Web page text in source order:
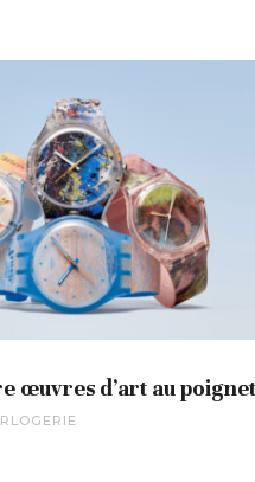
œuvres d’art au poignet